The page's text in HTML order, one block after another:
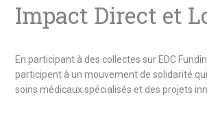
Impact Direct et
En participant à des collectes sur EDC
participent à un mouvement de solidarité
soins médicaux spécialisés et des projets